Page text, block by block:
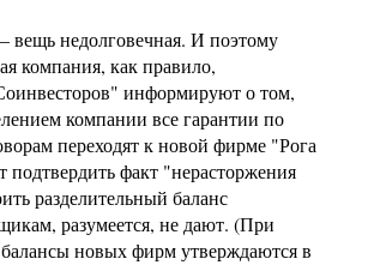
вещь недолговечная. И поэтому
компания, как правило,
информируют о том,
компании все гарантии по
переходят к новой фирме "Рога
подтвердить факт "нерасторжения
разделительный баланс
разумеется, не дают. (При
новых фирм утверждаются в